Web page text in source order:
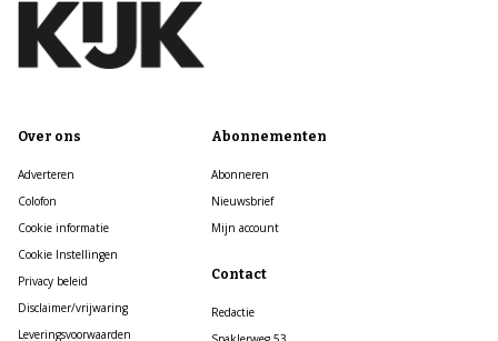
Over ons
Adverteren
Colofon
Cookie informatie
Cookie Instellingen
Privacy beleid
Disclaimer/vrijwaring
Leveringsvoorwaarden
Abonnementen
Abonneren
Nieuwsbrief
Mijn account
Contact
Redactie